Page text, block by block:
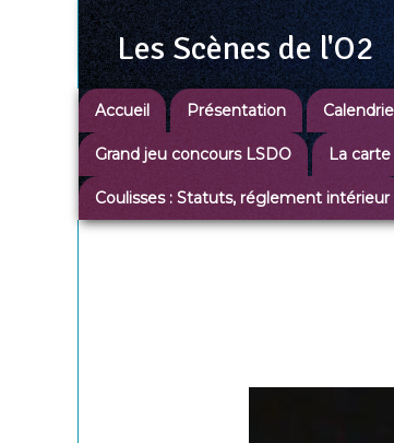
Les Scènesde l'O2
Accueil Présentation
Grand jeu concours LSDO La
Coulisses : Statuts, réglement intérieur